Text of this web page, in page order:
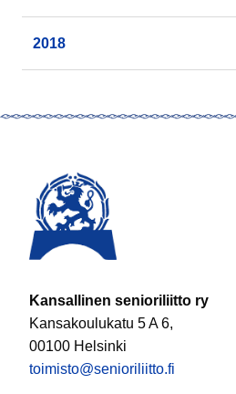
2018
Kansallinen senioriliitto ry
Kansakoulukatu 5 A 6,
00100 Helsinki
toimisto@senioriliitto.fi